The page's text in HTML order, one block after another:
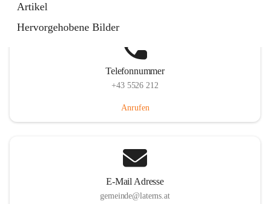
Artikel
Hervorgehobene Bilder
Telefonnummer
+43 5526 212
Anrufen
E-Mail Adresse
gemeinde@laterns.at